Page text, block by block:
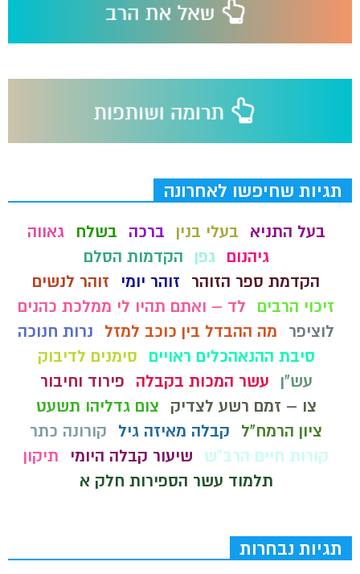
תגיות שחיפשו לאחרונה
בעל התניא בעלי בנין ברכה בשלח
גאווה
גיהנום
גפן
הקדמות הסלם
הקדמת ספר הזוהר
זוהר יומי
זוהר לנשים
זיכוי הרבים
לד – ואתם תהיו לי ממלכת כהנים
לוציפר
מה ההבדל בין כוכב למזל
נרות חנוכה
סיבת ההנאהכלים ראויים
סימנים לדיבוק
עש"ן
עשר המכות בקבלה
פירוד וחיבור
צו – זמם רשע לצדיק
צום גדליהו תשעט
ציון הרמח"ל
קבלה מאיזה גיל
קורונה כתר
קורות חיים הרב"ש
שיעור קבלה היומי
תיקון
תלמוד עשר הספירות חלק א
תגיות נבחרות